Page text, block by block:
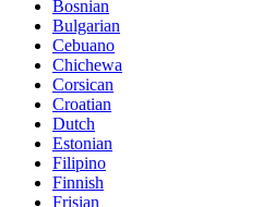
Bosnian
Bulgarian
Cebuano
Chichewa
Corsican
Croatian
Dutch
Estonian
Filipino
Finnish
Frisian